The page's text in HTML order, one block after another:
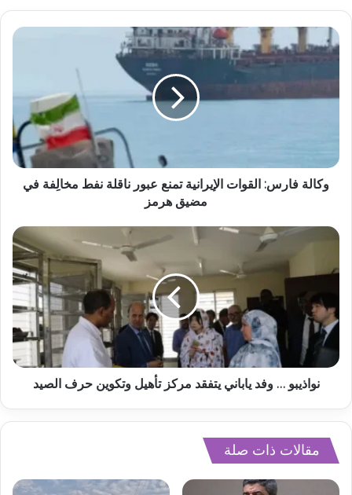
وكالة فارس: القوات الإيرانية تمنع عبور ناقلة نفط مخالِفة في
مضيق هرمز
نواذيبو … وفد ياباني يتفقد مركز تأهيل وتكوين حرف الصيد
مقالات ذات صلة